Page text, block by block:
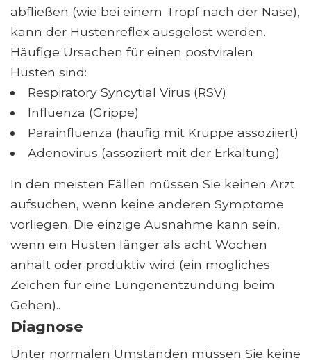
abfließen (wie bei einem Tropf nach der Nase),
kann der Hustenreflex ausgelöst werden.
Häufige Ursachen für einen postviralen
Husten sind:
Respiratory Syncytial Virus (RSV)
Influenza (Grippe)
Parainfluenza (häufig mit Kruppe assoziiert)
Adenovirus (assoziiert mit der Erkältung)
In den meisten Fällen müssen Sie keinen Arzt
aufsuchen, wenn keine anderen Symptome
vorliegen. Die einzige Ausnahme kann sein,
wenn ein Husten länger als acht Wochen
anhält oder produktiv wird (ein mögliches
Zeichen für eine Lungenentzündung beim
Gehen)..
Diagnose
Unter normalen Umständen müssen Sie keine